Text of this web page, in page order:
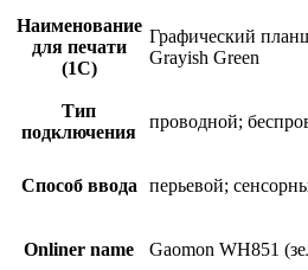
Наименование
для печати
(1С)
Графический
Grayish Green
Тип
подключения
проводной;
Способ ввода перьевой;
Onliner name Gaomon WH851